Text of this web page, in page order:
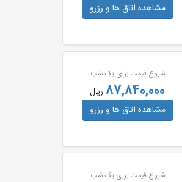
مشاهده اتاق ها و رزرو
شروع قیمت برای یک شب
87,840,000 ریال
مشاهده اتاق ها و رزرو
شروع قیمت برای یک شب